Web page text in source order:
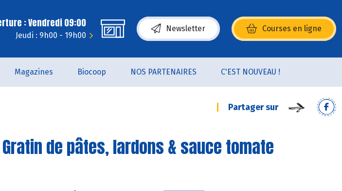
: Vendredi 09:00
Jeudi : 9h00 - 19h00
Newsletter Courses en ligne
(s’ouvre dans une nouvelle fenêtre)
Magazines Biocoop NOS PARTENAIRES C'EST NOUVEAU !
Partager sur
de pâtes, lardons & sauce tomate